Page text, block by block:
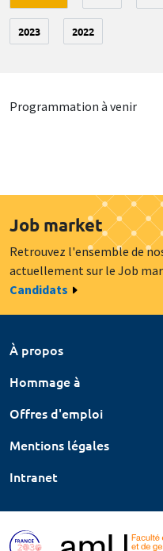
2023 2022
Programmation à venir
Job market
Retrouvez l'ensemble de
actuellement sur le Job
Candidats
À propos
Hommage à
Offres d'emploi
Mentions légales
Intranet